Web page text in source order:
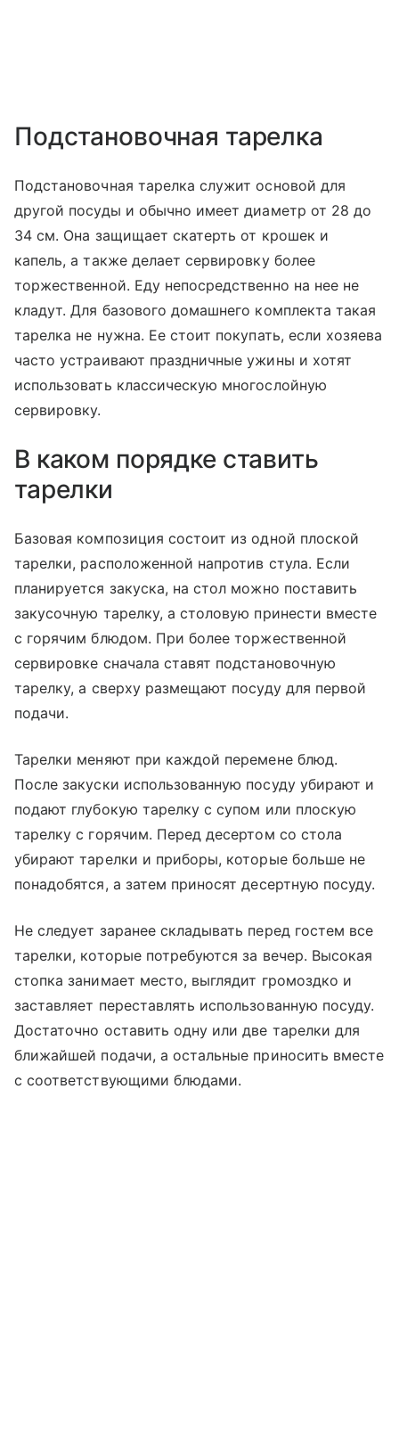
Подстановочная тарелка
Подстановочная тарелка служит основой для
другой посуды и обычно имеет диаметр от 28 до
34 см. Она защищает скатерть от крошек и
капель, а также делает сервировку более
торжественной. Еду непосредственно на нее не
кладут. Для базового домашнего комплекта такая
тарелка не нужна. Ее стоит покупать, если хозяева
часто устраивают праздничные ужины и хотят
использовать классическую многослойную
сервировку.
В каком порядке ставить
тарелки
Базовая композиция состоит из одной плоской
тарелки, расположенной напротив стула. Если
планируется закуска, на стол можно поставить
закусочную тарелку, а столовую принести вместе
с горячим блюдом. При более торжественной
сервировке сначала ставят подстановочную
тарелку, а сверху размещают посуду для первой
подачи.
Тарелки меняют при каждой перемене блюд.
После закуски использованную посуду убирают и
подают глубокую тарелку с супом или плоскую
тарелку с горячим. Перед десертом со стола
убирают тарелки и приборы, которые больше не
понадобятся, а затем приносят десертную посуду.
Не следует заранее складывать перед гостем все
тарелки, которые потребуются за вечер. Высокая
стопка занимает место, выглядит громоздко и
заставляет переставлять использованную посуду.
Достаточно оставить одну или две тарелки для
ближайшей подачи, а остальные приносить вместе
с соответствующими блюдами.